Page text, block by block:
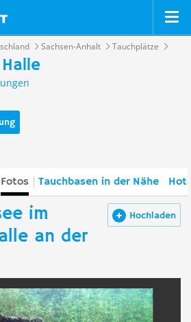
Sachsen-Anhalt Tauchplätze
Fotos Tauchbasen in der Nähe
Hochladen
im
an der